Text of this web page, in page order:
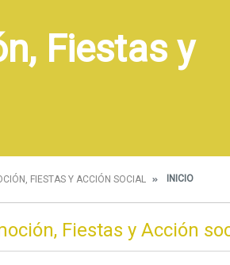
Fiestas y
FIESTAS Y ACCIÓN SOCIAL INICIO
Fiestas y Acción